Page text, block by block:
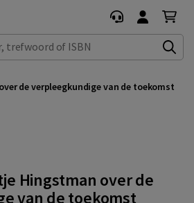
of ISBN
de verpleegkundige van de toekomst
Hingstman over de
van de toekomst